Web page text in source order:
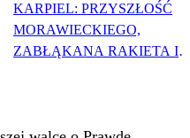
KARPIEL: PRZYSZŁOŚĆ
MORAWIECKIEGO,
ZABŁĄKANA RAKIETA I